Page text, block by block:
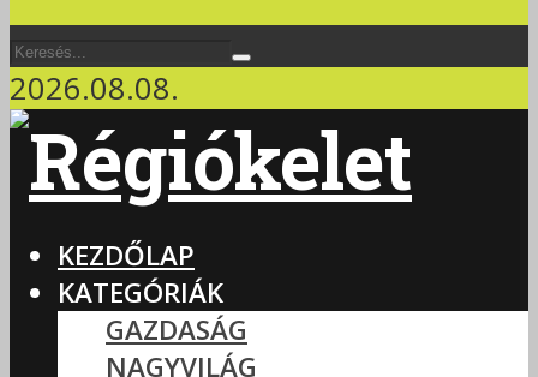
2026.08.08.
KEZDŐLAP
KATEGÓRIÁK
GAZDASÁG
NAGYVILÁG